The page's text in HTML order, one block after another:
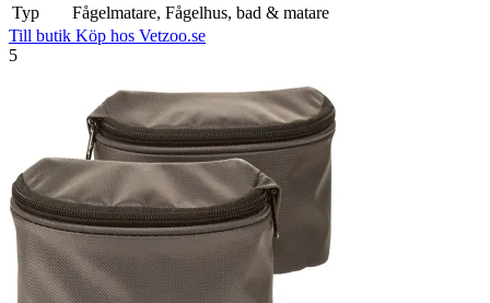
Typ
Fågelmatare, Fågelhus, bad & matare
Till butik Köp hos Vetzoo.se
5